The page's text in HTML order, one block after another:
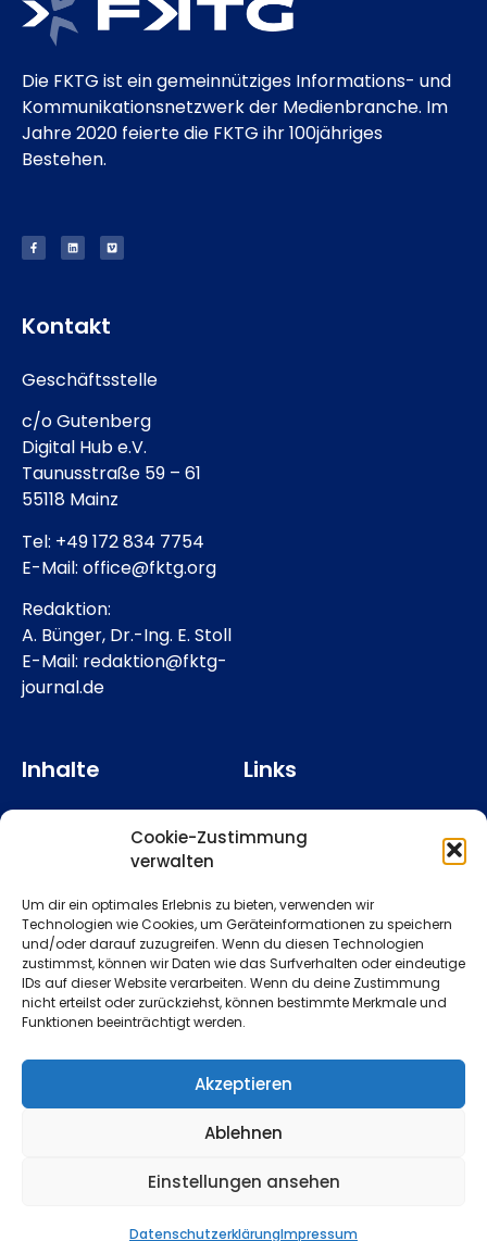
Cookie-Zustimmung
verwalten
Um dir ein optimales Erlebnis zu bieten, verwenden wir
Technologien wie Cookies, um Geräteinformationen zu speichern
und/oder darauf zuzugreifen. Wenn du diesen Technologien
zustimmst, können wir Daten wie das Surfverhalten oder eindeutige
IDs auf dieser Website verarbeiten. Wenn du deine Zustimmung
nicht erteilst oder zurückziehst, können bestimmte Merkmale und
Funktionen beeinträchtigt werden.
Akzeptieren
Ablehnen
Einstellungen ansehen
DatenschutzerklärungImpressum
Die FKTG ist ein gemeinnütziges Informations- und
Kommunikationsnetzwerk der Medienbranche. Im
Jahre 2020 feierte die FKTG ihr 100jähriges
Bestehen.
Kontakt
Geschäftsstelle
c/o Gutenberg
Digital Hub e.V.
Taunusstraße 59 – 61
55118 Mainz
Tel: +49 172 834 7754
E-Mail: office@fktg.org
Redaktion:
A. Bünger, Dr.-Ing. E. Stoll
E-Mail: redaktion@fktg-
journal.de
Inhalte
Events
Internationales
Branche und Produkte
Forschung und
Links
Autorenhinweise
Autorenvereinbarung
Kontakt
Impressum
Datenschutz
© All rights reserved